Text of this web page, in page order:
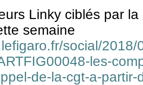
Linky ciblés par
semaine
social/2018/
les-
de-la-cgt-a-partir-